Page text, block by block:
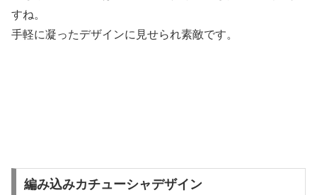
すね。
手軽に凝ったデザインに見せられ素敵です。
編み込みカチューシャデザイン